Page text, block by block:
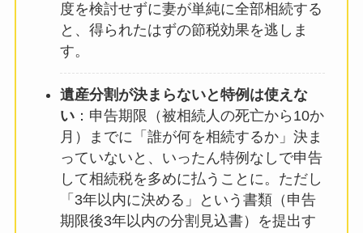
度を検討せずに妻が単純に全部相続する
と、得られたはずの節税効果を逃しま
す。
遺産分割が決まらないと特例は使えな
い：申告期限（被相続人の死亡から10か
月）までに「誰が何を相続するか」決ま
っていないと、いったん特例なしで申告
して相続税を多めに払うことに。ただし
「3年以内に決める」という書類（申告
期限後3年以内の分割見込書）を提出す